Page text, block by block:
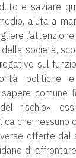
e saziare
aiuta a
società,
sul
politiche
comune
rischio»,
che nessuno
offerte dal
di